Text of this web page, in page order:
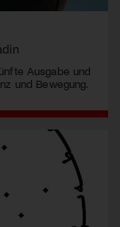
Ausgabe und
und Bewegung.